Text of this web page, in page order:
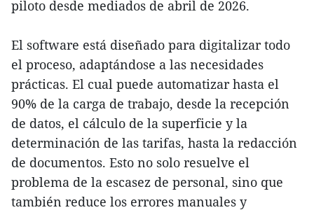
piloto desde mediados de abril de 2026.
El software está diseñado para digitalizar todo
el proceso, adaptándose a las necesidades
prácticas. El cual puede automatizar hasta el
90% de la carga de trabajo, desde la recepción
de datos, el cálculo de la superficie y la
determinación de las tarifas, hasta la redacción
de documentos. Esto no solo resuelve el
problema de la escasez de personal, sino que
también reduce los errores manuales y